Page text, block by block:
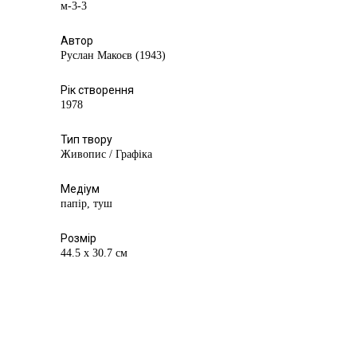
м-3-3
Автор
Руслан Макоєв (1943)
Рік створення
1978
Тип твору
Живопис / Графіка
Медіум
папір, туш
Розмір
44.5 х 30.7 см